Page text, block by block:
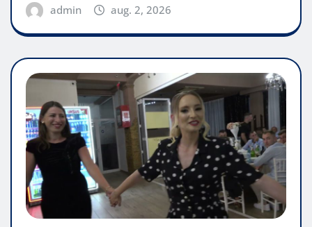
admin aug. 2, 2026